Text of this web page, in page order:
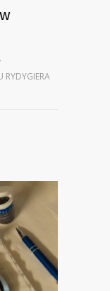
RYDYGIERA